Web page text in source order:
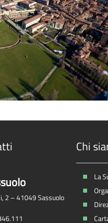
2 – 41049 Sassuolo
Chi
La